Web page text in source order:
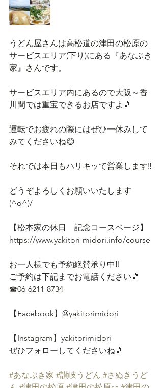
うどん屋さんは高松道の津田の松原の
サービスエリア(下り)にある『あなぶき
家』さんです。
サービスエリア内にあるので大阪～香
川間では重宝できるお店ですよ🎵
運転でお疲れの際にはぜひ一休みして
みてくださいね😊
それでは本日もハリキッて営業します‼️
どうぞよろしくお願いいたします
(^o^)/
【松本家の休日　記念コースページ】
https://www.yakitori-midori.info/course
お一人様でも予約絶賛承り中‼
ご予約は下記までお電話ください🎵
☎06-6211-8734
【Facebook】@yakitorimidori
【Instagram】yakitorimidori
ぜひフォローしてくださいね🎵
#あなぶき家 #讃岐うどん #さぬきうど